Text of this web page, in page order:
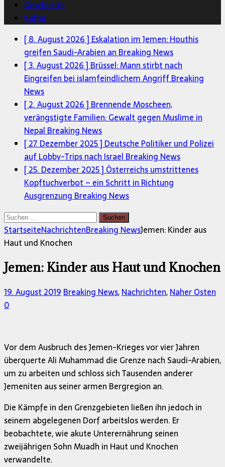
Geschichte
Kultur
[ 8. August 2026 ] Eskalation im Jemen: Houthis
greifen Saudi-Arabien an Breaking News
[ 3. August 2026 ] Brüssel: Mann stirbt nach
Eingreifen bei islamfeindlichem AngriffBreaking
News
[ 2. August 2026 ] Brennende Moscheen,
verängstigte Familien: Gewalt gegen Muslime in
Nepal Breaking News
[ 27. Dezember 2025 ] Deutsche Politiker und Polizei
auf Lobby-Trips nach Israel Breaking News
[ 25. Dezember 2025 ] Österreichs umstrittenes
Kopftuchverbot – ein Schritt in Richtung
Ausgrenzung Breaking News
Suchen
nach:
StartseiteNachrichtenBreaking NewsJemen: Kinder aus
Haut und Knochen
Jemen: Kinder aus Haut und Knochen
19. August 2019Breaking News,Nachrichten,Naher Osten
0
Vor dem Ausbruch des Jemen-Krieges vor vier Jahren
überquerte Ali Muhammad die Grenze nach Saudi-Arabien,
um zu arbeiten und schloss sich Tausenden anderer
Jemeniten aus seiner armen Bergregion an.
Die Kämpfe in den Grenzgebieten ließen ihn jedoch in
seinem abgelegenen Dorf arbeitslos werden. Er
beobachtete, wie akute Unterernährung seinen
zweijährigen Sohn Muadh in Haut und Knochen
verwandelte.